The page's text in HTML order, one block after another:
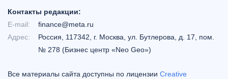
Контакты редакции:
E-mail:
finance@meta.ru
Адрес:
Россия, 117342, г. Москва, ул. Бутлерова, д. 17, пом.
№ 278 (Бизнес центр «Neo Geo»)
Все материалы сайта доступны по лицензии Creative